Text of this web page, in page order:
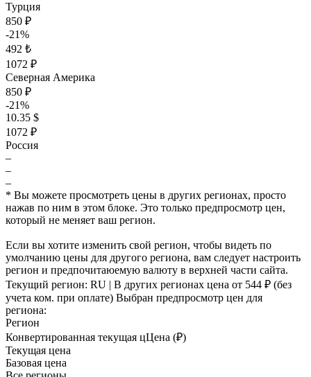
Турция
850 ₽
-21%
492 ₺
1072 ₽
Северная Америка
850 ₽
-21%
10.35 $
1072 ₽
Россия
–
–
–
* Вы можете просмотреть цены в других регионах, просто
нажав по ним в этом блоке. Это только предпросмотр цен,
который не меняет ваш регион.
Если вы хотите изменить свой регион, чтобы видеть по
умолчанию цены для другого региона, вам следует настроить
регион и предпочитаюемую валюту в верхней части сайта.
Текущий регион: RU | В других регионах цена от 544 ₽ (без
учета ком. при оплате) Выбран предпросмотр цен для
региона:
Регион
Конвертированная текущая цЦена (₽)
Текущая цена
Базовая цена